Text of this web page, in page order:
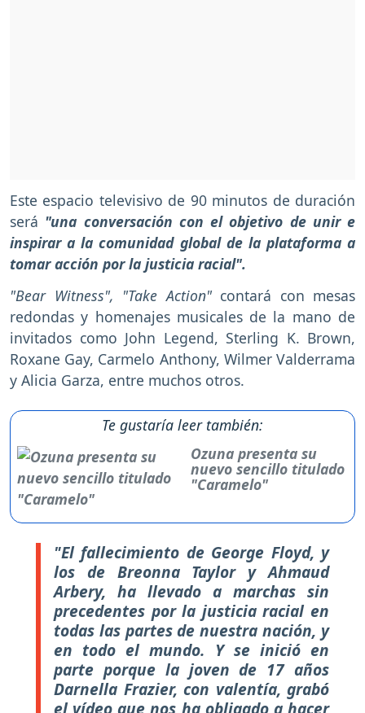
Este espacio televisivo de 90 minutos de duración
será "una conversación con el objetivo de unir e
inspirar a la comunidad global de la plataforma a
tomar acción por la justicia racial".
"Bear Witness", "Take Action"contará con mesas
redondas y homenajes musicales de la mano de
invitados como John Legend, Sterling K. Brown,
Roxane Gay, Carmelo Anthony, Wilmer Valderrama
y Alicia Garza, entre muchos otros.
Te gustaría leer también:
Ozuna presenta su
nuevo sencillo titulado
"Caramelo"
"El fallecimiento de George Floyd, y
los de Breonna Taylor y Ahmaud
Arbery, ha llevado a marchas sin
precedentes por la justicia racial en
todas las partes de nuestra nación, y
en todo el mundo. Y se inició en
parte porque la joven de 17 años
Darnella Frazier, con valentía, grabó